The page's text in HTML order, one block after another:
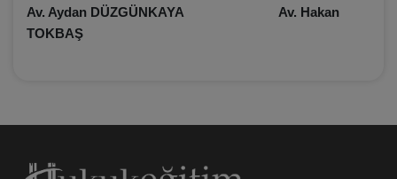
Av. Aydan DÜZGÜNKAYA Av. Hakan
TOKBAŞ